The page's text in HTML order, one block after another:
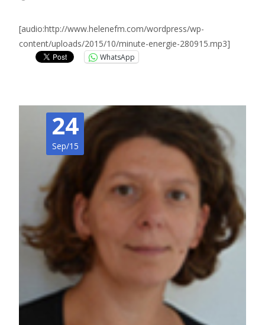
[audio:http://www.helenefm.com/wordpress/wp-
content/uploads/2015/10/minute-energie-280915.mp3]
WhatsApp
24
Sep/15